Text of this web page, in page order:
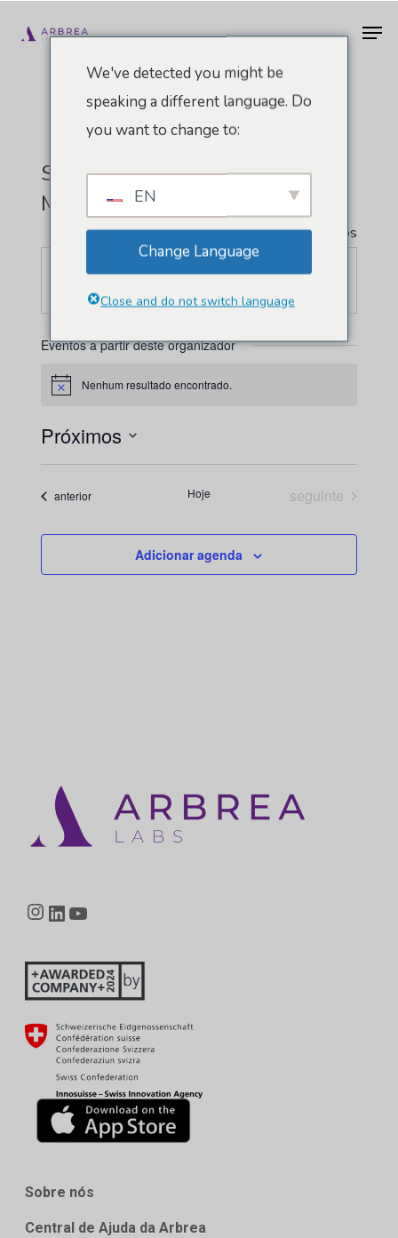
para
Sociedade Mundial De
Microcirurgia Reconstrutiva
" Todos Eventos
Site
Eventos a partir deste organizador
Aviso Nenhum resultado encontrado.
Próximos
Selecione
a Eventos
anterior Hoje Eventos
seguinte
Adicionar agenda
Instagram
LinkedIn
Sobre nós
Central de Ajuda da Arbrea
We've detected you might be
speaking a different language. Do
you want to change to:
EN
Change Language
Close and do not switch language